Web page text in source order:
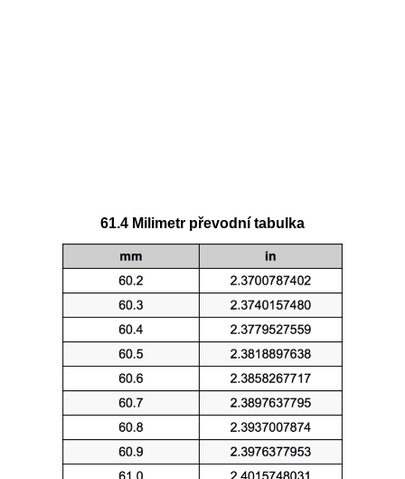
61.4 Milimetr převodní tabulka